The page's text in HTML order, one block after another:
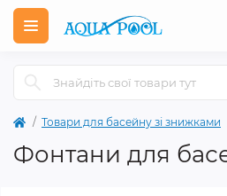
Товари для басейну зі знижками
Фонтани для